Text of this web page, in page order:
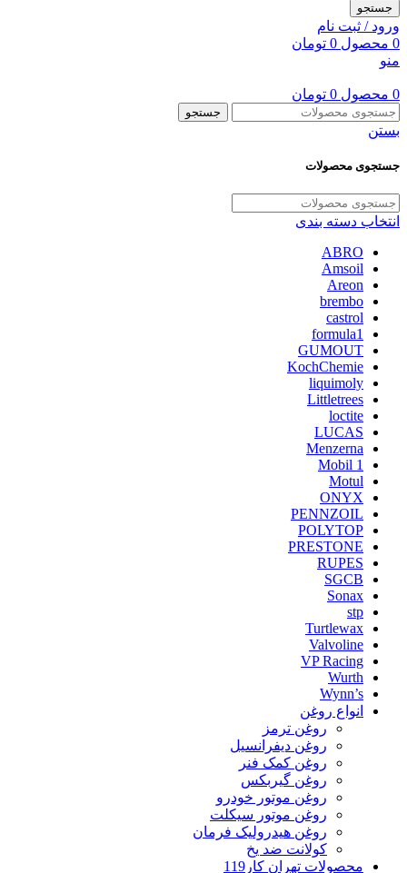
جستجو
ورود / ثبت نام
0 محصول 0 تومان
منو
0 محصول 0 تومان
جستجو
بستن
جستجوی محصولات
انتخاب دسته بندی
ABRO
Amsoil
Areon
brembo
castrol
formula1
GUMOUT
KochChemie
liquimoly
Littletrees
loctite
LUCAS
Menzerna
Mobil 1
Motul
ONYX
PENNZOIL
POLYTOP
PRESTONE
RUPES
SGCB
Sonax
stp
Turtlewax
Valvoline
VP Racing
Wurth
Wynn’s
انواع روغن
روغن ترمز
روغن دیفرانسیل
روغن کمک فنر
روغن گیربکس
روغن موتور خودرو
روغن موتور سیکلت
روغن هیدرولیک فرمان
کولانت ضد یخ
محصولات تهران کار119